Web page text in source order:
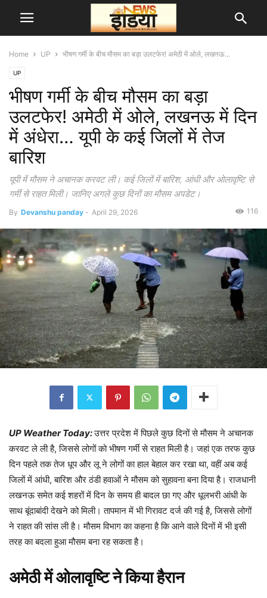
Home UP भीषण गर्मी के बीच मौसम का बड़ा उलटफेर! अमेठी में ओले, लखनऊ...
UP
भीषण गर्मी के बीच मौसम का बड़ा
उलटफेर! अमेठी में ओले, लखनऊ में दिन
में अंधेरा… यूपी के कई जिलों में तेज
बारिश
यूपी में मौसम ने अचानक करवट ली। कई जिलों में बारिश, आंधी और ओलावृष्टि से
गर्मी से राहत मिली। जानिए अगले कुछ दिनों का मौसम अपडेट।
By Devanshu panday - April 29, 2026 116
UP Weather Today:उत्तर प्रदेश में पिछले कुछ दिनों से मौसम ने अचानक
करवट ले ली है, जिससे लोगों को भीषण गर्मी से राहत मिली है। जहां एक तरफ कुछ
दिन पहले तक तेज धूप और लू ने लोगों का हाल बेहाल कर रखा था, वहीं अब कई
जिलों में आंधी, बारिश और ठंडी हवाओं ने मौसम को सुहावना बना दिया है। राजधानी
लखनऊ समेत कई शहरों में दिन के समय ही बादल छा गए और धूलभरी आंधी के
साथ बूंदाबांदी देखने को मिली। तापमान में भी गिरावट दर्ज की गई है, जिससे लोगों
ने राहत की सांस ली है। मौसम विभाग का कहना है कि आने वाले दिनों में भी इसी
तरह का बदला हुआ मौसम बना रह सकता है।
अमेठी में ओलावृष्टि ने किया हैरान